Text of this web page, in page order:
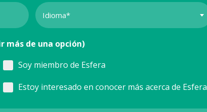
más de una opción)
Soy miembro de Esfera
Estoy interesado en conocer más acerca de Esfera